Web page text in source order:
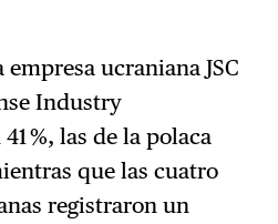
empresa ucraniana JSC
Industry
%, las de la polaca
que las cuatro
registraron un